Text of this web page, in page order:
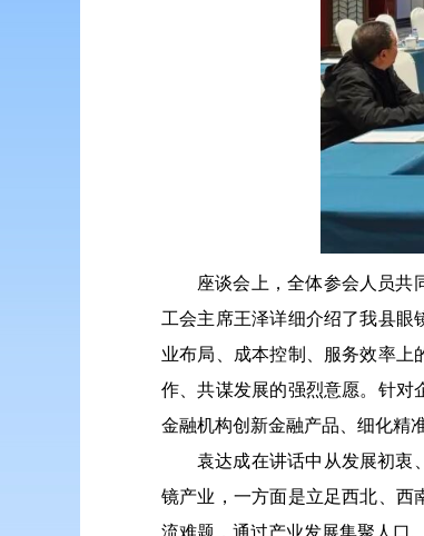
座谈会上，全体参会人员共
工会主席王泽详细介绍了我县眼
业布局、成本控制、服务效率上
作、共谋发展的强烈意愿。针对
金融机构创新金融产品、细化精
袁达成在讲话中从发展初衷
镜产业，一方面是立足西北、西
流难题，通过产业发展集聚人口